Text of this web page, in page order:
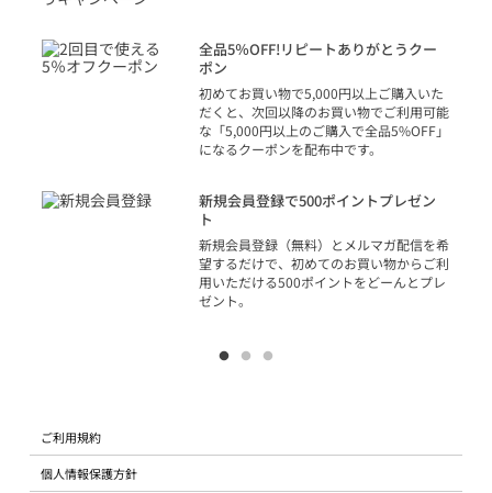
全品5％OFF!リピートありがとうクー
ポン
初めてお買い物で5,000円以上ご購入いた
だくと、次回以降のお買い物でご利用可能
な「5,000円以上のご購入で全品5%OFF」
になるクーポンを配布中です。
新規会員登録で500ポイントプレゼン
ト
新規会員登録（無料）とメルマガ配信を希
望するだけで、初めてのお買い物からご利
用いただける500ポイントをどーんとプレ
ゼント。
ご利用規約
個人情報保護方針